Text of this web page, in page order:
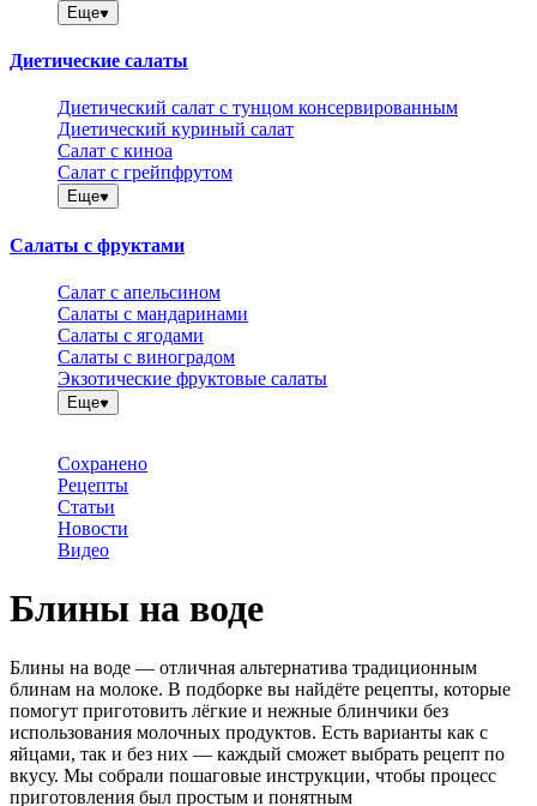
Еще
Диетические салаты
Диетический салат с тунцом консервированным
Диетический куриный салат
Салат с киноа
Салат с грейпфрутом
Еще
Салаты с фруктами
Салат с апельсином
Салаты с мандаринами
Салаты с ягодами
Салаты с виноградом
Экзотические фруктовые салаты
Еще
Сохранено
Рецепты
Статьи
Новости
Видео
Блины на воде
Блины на воде — отличная альтернатива традиционным
блинам на молоке. В подборке вы найдёте рецепты, которые
помогут приготовить лёгкие и нежные блинчики без
использования молочных продуктов. Есть варианты как с
яйцами, так и без них — каждый сможет выбрать рецепт по
вкусу. Мы собрали пошаговые инструкции, чтобы процесс
приготовления был простым и понятным